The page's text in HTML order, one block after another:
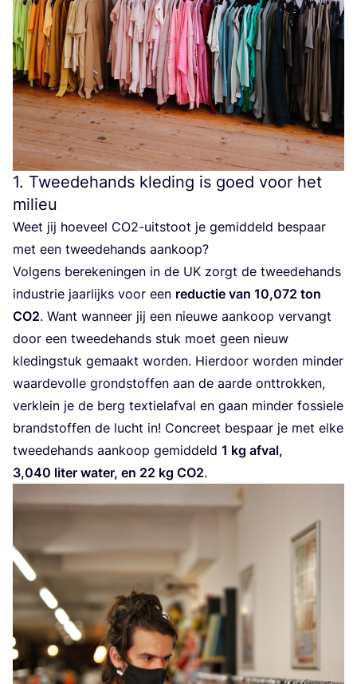
1. Tweedehands kleding is goed voor het
milieu
Weet jij hoe­veel CO2-uit­stoot je gemid­deld bespaar
met een twee­de­hands aankoop?
Vol­gens bere­ke­nin­gen in de UK zorgt de twee­de­hands
indu­strie jaar­lijks voor een reduc­tie van 10,072 ton
CO2. Want wan­neer jij een nieu­we aan­koop ver­vangt
door een twee­de­hands stuk moet geen nieuw
kle­ding­stuk gemaakt wor­den. Hier­door wor­den min­der
waar­de­vol­le grond­stof­fen aan de aar­de ont­trok­ken,
ver­klein je de berg tex­tiel­af­val en gaan min­der fos­sie­le
brand­stof­fen de lucht in! Con­creet bespaar je met elke
twee­de­hands aan­koop gemid­deld 1 kg afval,
3,040 liter water, en 22 kg CO2.